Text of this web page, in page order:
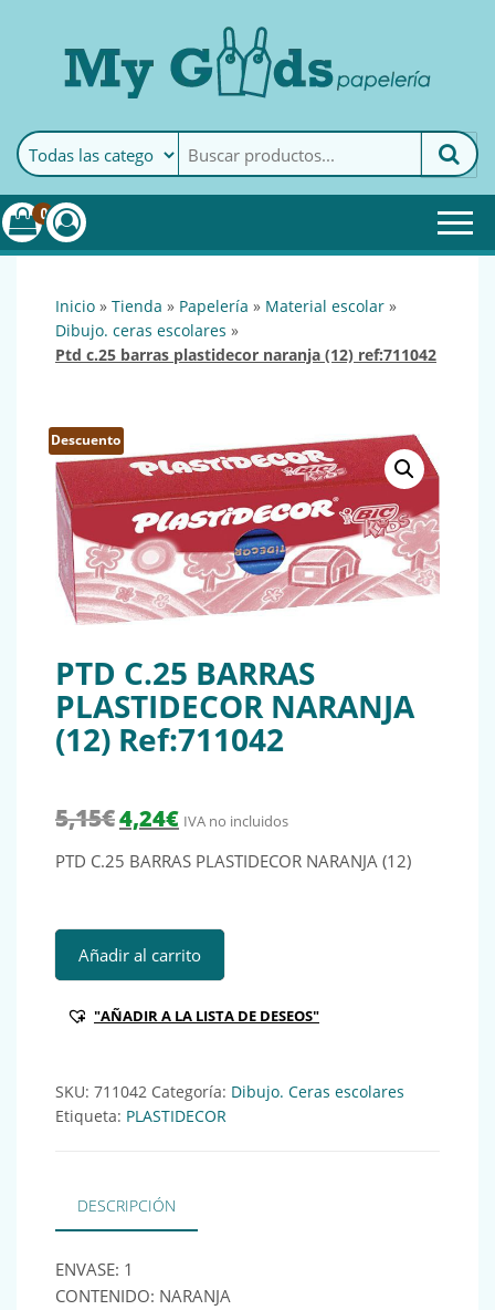
MyGoods · PapeleríaMy Goods es tu papelería
online de confianza. Podrás
encontrar todo lo necesario
0
inicio » tienda » papelería » material escolar »
dibujo. ceras escolares »
ptd c.25 barras plastidecor naranja (12) ref:711042
Descuento
PTD C.25 BARRAS
PLASTIDECOR NARANJA
(12) Ref:711042
5,15€ El precio original era: 5,15€.
4,24€El precio actual es: 4,24€.
IVA no incluidos
PTD C.25 BARRAS PLASTIDECOR NARANJA (12)
Añadir al carrito
"AÑADIR A LA LISTA DE DESEOS"
SKU: 711042 Categoría: Dibujo. Ceras escolares
Etiqueta: PLASTIDECOR
DESCRIPCIÓN
ENVASE: 1
CONTENIDO: NARANJA